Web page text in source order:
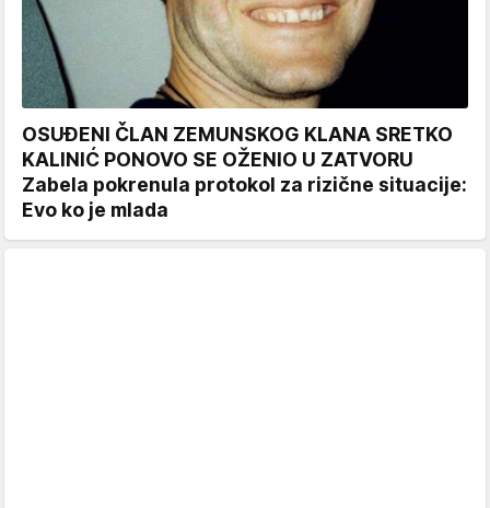
OSUĐENI ČLAN ZEMUNSKOG KLANA SRETKO
KALINIĆ PONOVO SE OŽENIO U ZATVORU
Zabela pokrenula protokol za rizične situacije:
Evo ko je mlada